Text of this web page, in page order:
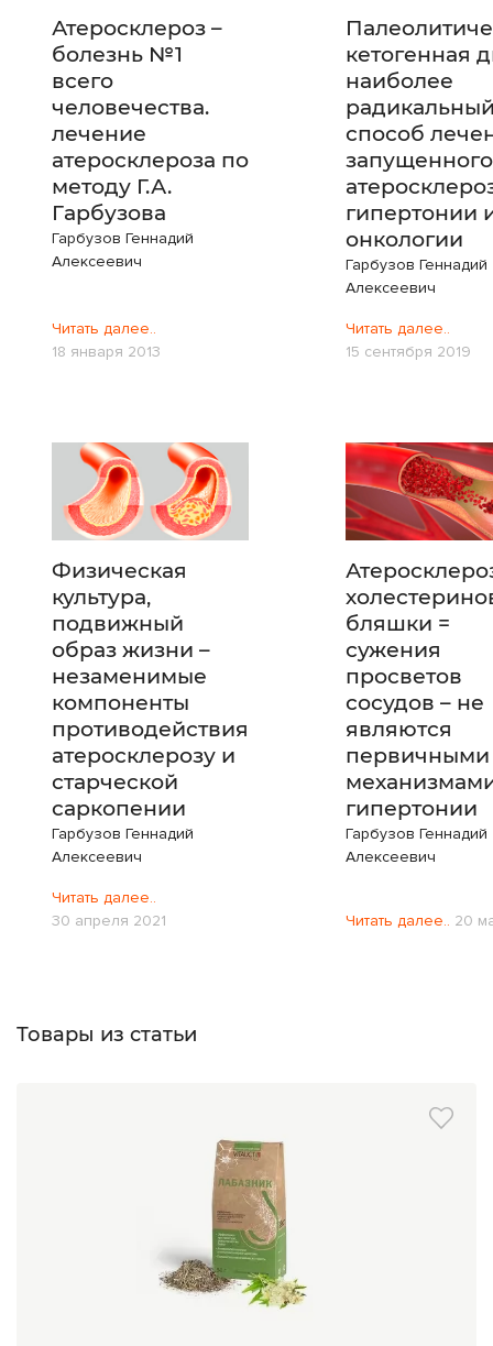
Атеросклероз –
болезнь №1
всего
человечества.
лечение
атеросклероза по
методу Г.А.
Гарбузова
Гарбузов Геннадий
Алексеевич
Читать далее..
18 января 2013
кетогенная
наиболее
способ
запущенного
гипертонии
онкологии
Гарбузов Геннадий
Алексеевич
Читать далее..
15 сентября 2019
Физическая
культура,
подвижный
образ жизни –
незаменимые
компоненты
противодействия
атеросклерозу и
старческой
саркопении
Гарбузов Геннадий
Алексеевич
Читать далее..
30 апреля 2021
бляшки =
сужения
просветов
сосудов – не
являются
первичными
гипертонии
Гарбузов Геннадий
Алексеевич
Читать далее.. 20
Товары из статьи